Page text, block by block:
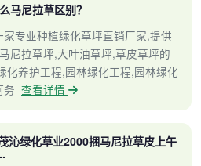
马尼拉草区别？
专业种植绿化草坪直销厂家,提供
尼拉草坪,大叶油草坪,草皮草坪的
化养护工程,园林绿化工程,园林绿化
务 查看详情
沁绿化草业2000捆马尼拉草皮上午